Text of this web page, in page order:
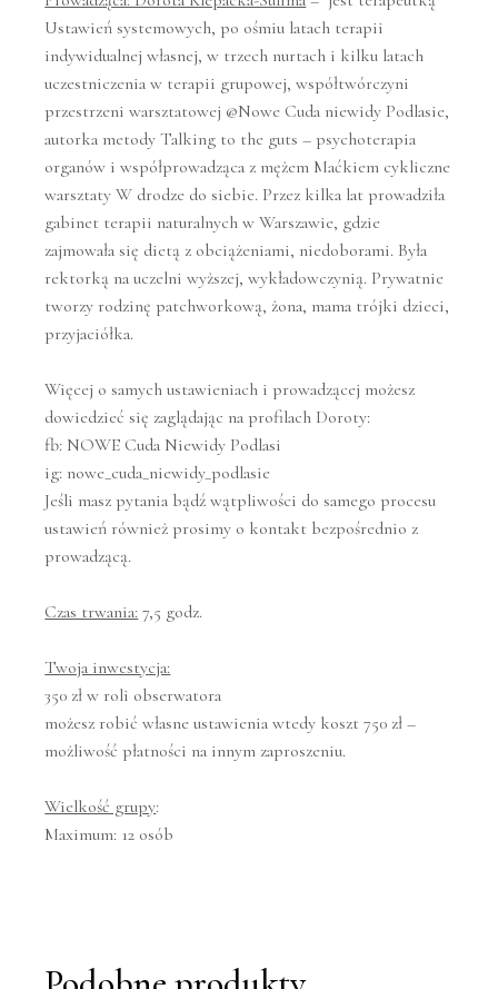
Ustawień systemowych, po ośmiu latach terapii
indywidualnej własnej, w trzech nurtach i kilku latach
uczestniczenia w terapii grupowej, współtwórczyni
przestrzeni warsztatowej @Nowe Cuda niewidy Podlasie,
autorka metody Talking to the guts – psychoterapia
organów i współprowadząca z mężem Maćkiem cykliczne
warsztaty W drodze do siebie. Przez kilka lat prowadziła
gabinet terapii naturalnych w Warszawie, gdzie
zajmowała się dietą z obciążeniami, niedoborami. Była
rektorką na uczelni wyższej, wykładowczynią. Prywatnie
tworzy rodzinę patchworkową, żona, mama trójki dzieci,
przyjaciółka.
Więcej o samych ustawieniach i prowadzącej możesz
dowiedzieć się zaglądając na profilach Doroty:
fb: NOWE Cuda Niewidy Podlasi
ig: nowe_cuda_niewidy_podlasie
Jeśli masz pytania bądź wątpliwości do samego procesu
ustawień również prosimy o kontakt bezpośrednio z
prowadzącą.
Czas trwania: 7,5 godz.
Twoja inwestycja:
350 zł w roli obserwatora
możesz robić własne ustawienia wtedy koszt 750 zł –
możliwość płatności na innym zaproszeniu.
Wielkość grupy:
Maximum: 12 osób